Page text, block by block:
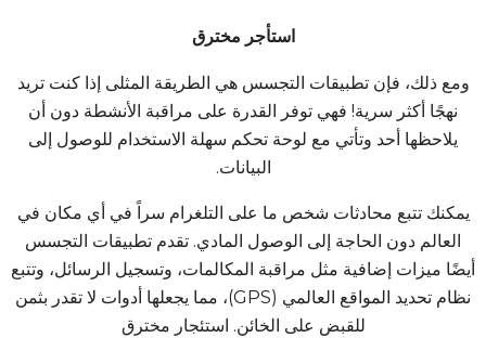
استأجر مخترق
ومع ذلك، فإن تطبيقات التجسس هي الطريقة المثلى إذا كنت تريد
نهجًا أكثر سرية! فهي توفر القدرة على مراقبة الأنشطة دون أن
يلاحظها أحد وتأتي مع لوحة تحكم سهلة الاستخدام للوصول إلى
البيانات.
يمكنك تتبع محادثات شخص ما على التلغرام سراً في أي مكان في
العالم دون الحاجة إلى الوصول المادي. تقدم تطبيقات التجسس
أيضًا ميزات إضافية مثل مراقبة المكالمات، وتسجيل الرسائل، وتتبع
نظام تحديد المواقع العالمي (GPS)، مما يجعلها أدوات لا تقدر بثمن
للقبض على الخائن. استئجار مخترق